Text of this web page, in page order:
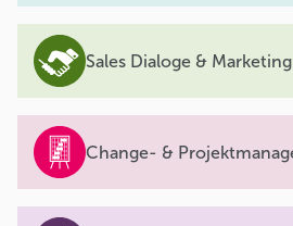
Sales Dialoge & Marketing
Change- &